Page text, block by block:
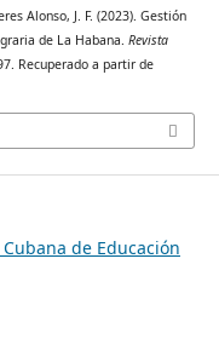
Alonso, J. F. (2023). Gestión
de La Habana. Revista
Recuperado a partir de
de Educación